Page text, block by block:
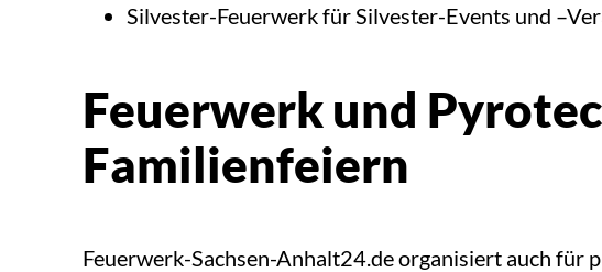
Silvester-Feuerwerk für Silvester-Events und
Feuerwerk und
Familienfeiern
Feuerwerk-Sachsen-Anhalt24.de organisiert auch für